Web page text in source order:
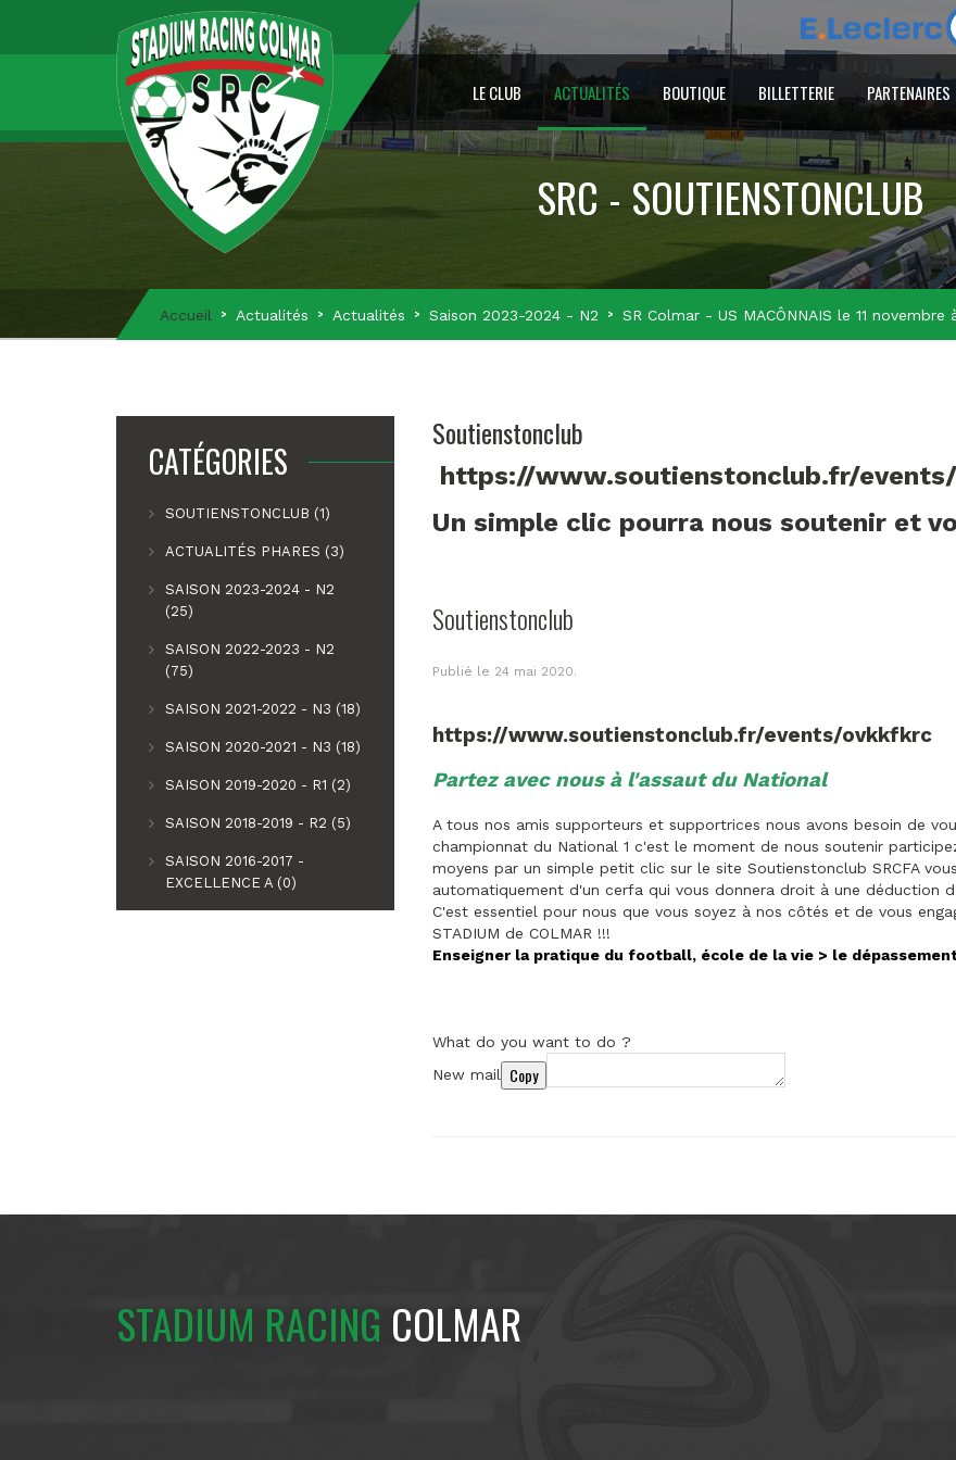
LE CLUB ACTUALITÉS BOUTIQUE BILLETTERIE PARTENAIRES
SRC - SOUTIENSTONCLUB
Accueil Actualités Actualités Saison 2023-2024 - N2 SR Colmar - US MACÔNNAIS le 11 novembre
Soutienstonclub
https://www.soutienstonclub.fr/
Un simple clic pourra nous soutenir et
Soutienstonclub
Publié le 24 mai 2020.
https://www.soutienstonclub.fr/events/ovkkfkrc
Partez avec nous à l'assaut du National
A tous nos amis supporteurs et supportrices nous avons besoin de
championnat du National 1 c'est le moment de nous soutenir
moyens par un simple petit clic sur le site Soutienstonclub SRCFA
automatiquement d'un cerfa qui vous donnera droit à une déduction
C'est essentiel pour nous que vous soyez à nos côtés et de vous
STADIUM de COLMAR !!!
Enseigner la pratique du football, école de la vie > le
What do you want to do ?
New mail
Copy
CATÉGORIES
SOUTIENSTONCLUB (1)
ACTUALITÉS PHARES (3)
SAISON 2023-2024 - N2
(25)
SAISON 2022-2023 - N2
(75)
SAISON 2021-2022 - N3 (18)
SAISON 2020-2021 - N3 (18)
SAISON 2019-2020 - R1 (2)
SAISON 2018-2019 - R2 (5)
SAISON 2016-2017 -
EXCELLENCE A (0)
STADIUM RACING COLMAR